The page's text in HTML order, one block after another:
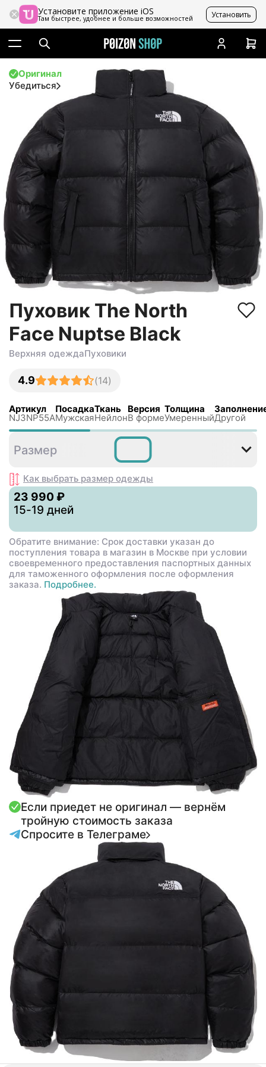
Установите приложение iOS
Там быстрее, удобнее и больше возможностей Установить
Оригинал
Убедиться
Пуховик The North
Face Nuptse Black
Верхняя одеждаПуховики
4.9 (14)
Артикул
NJ3NP55A
Посадка
Мужская
Ткань
Нейлон
Версия
В форме
Толщина
УмеренныйДругой
XXXL
Размер
Как выбрать размер одежды
23 990 ₽
15-19 дней
Обратите внимание: Срок доставки указан до
поступления товара в магазин в Москве при условии
своевременного предоставления паспортных данных
для таможенного оформления после оформления
заказа. Подробнее.
Если приедет не оригинал — вернём
тройную стоимость заказа
Спросите в Телеграме